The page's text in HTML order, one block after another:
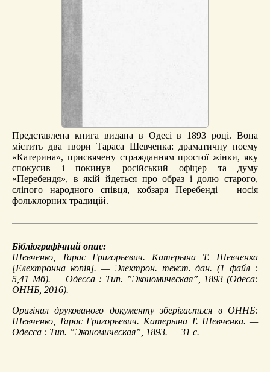
Представлена книга видана в Одесі в 1893 році. Вона
містить два твори Тараса Шевченка: драматичну поему
«Катерина», присвячену стражданням простої жінки, яку
спокусив і покинув російський офіцер та думу
«Перебендя», в якій йдеться про образ і долю старого,
сліпого народного співця, кобзаря Перебенді – носія
фольклорних традицій.
Бібліографічний опис:
Шевченко, Тарас Григорьевич. Катерына Т. Шевченка
[Електронна копія]. — Электрон. текст. дан. (1 файл :
5,41 Мб). — Одесса : Тип. ”Экономическая”, 1893 (Одеса:
ОННБ, 2016).
Оригінал друкованого документу зберігається в ОННБ:
Шевченко, Тарас Григорьевич. Катерына Т. Шевченка. —
Одесса : Тип. ”Экономическая”, 1893. — 31 с.